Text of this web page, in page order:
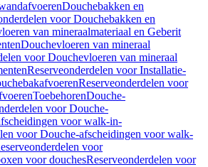
Douchebakken en
voor Douchebakken en
van mineraalmateriaal en Geberit
Douchevloeren van mineraal
voor Douchevloeren van mineraal
Reserveonderdelen voor Installatie-
Reserveonderdelen voor
ToebehorenDouche-
voor Douche-
voor walk-in-
voor Douche-afscheidingen voor walk-
voor
voor douchesReserveonderdelen voor